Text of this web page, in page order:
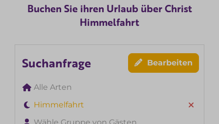
Buchen Sie ihren Urlaub über Christ
Himmelfahrt
Suchanfrage Bearbeiten
Alle Arten
Himmelfahrt